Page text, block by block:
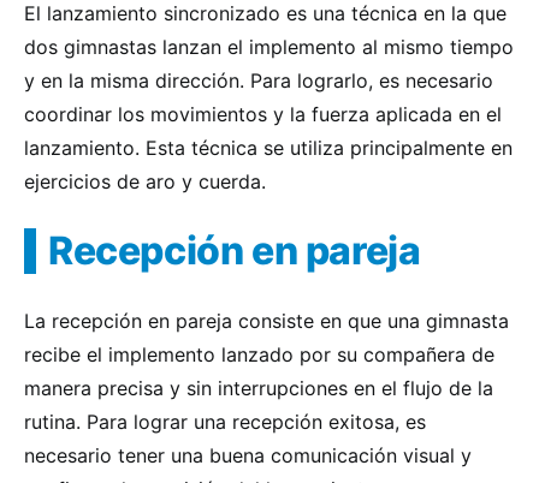
El lanzamiento sincronizado es una técnica en la que
dos gimnastas lanzan el implemento al mismo tiempo
y en la misma dirección. Para lograrlo, es necesario
coordinar los movimientos y la fuerza aplicada en el
lanzamiento. Esta técnica se utiliza principalmente en
ejercicios de aro y cuerda.
Recepción en pareja
La recepción en pareja consiste en que una gimnasta
recibe el implemento lanzado por su compañera de
manera precisa y sin interrupciones en el flujo de la
rutina. Para lograr una recepción exitosa, es
necesario tener una buena comunicación visual y